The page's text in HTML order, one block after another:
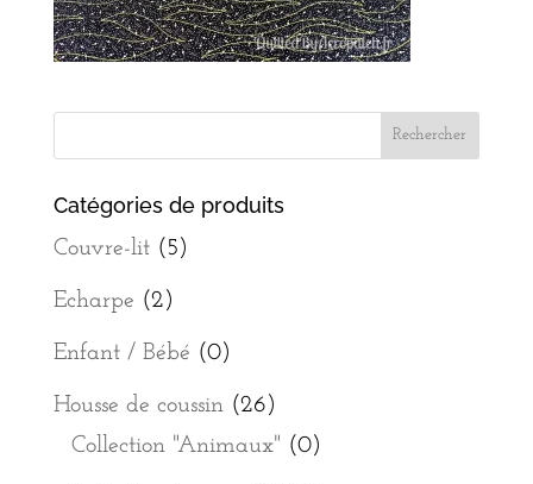
Catégories de produits
Couvre-lit (5)
Echarpe (2)
Enfant / Bébé (0)
Housse de coussin (26)
Collection "Animaux" (0)